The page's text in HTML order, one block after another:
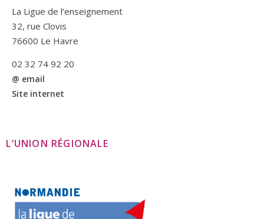
La Ligue de l’enseignement
32, rue Clovis
76600 Le Havre
02 32 74 92 20
@ email
Site internet
L’UNION RÉGIONALE